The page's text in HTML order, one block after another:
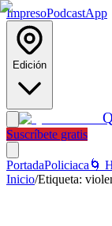
ImpresoPodcastApp
Edición
Suscríbete gratis
PortadaPoliciaca 🌀
Inicio/Etiqueta: